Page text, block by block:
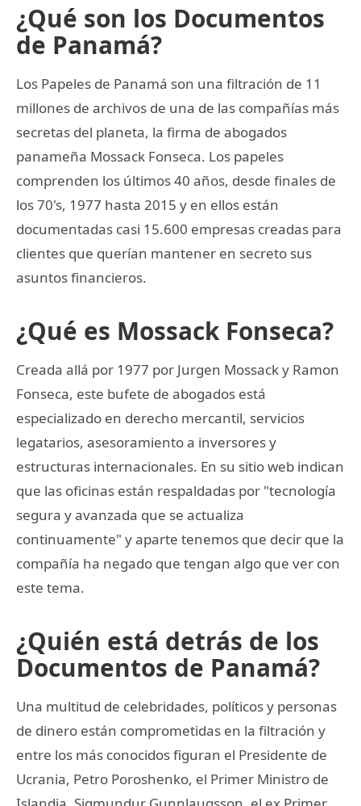
¿Qué son los Documentos
de Panamá?
Los Papeles de Panamá son una filtración de 11
millones de archivos de una de las compañías más
secretas del planeta, la firma de abogados
panameña Mossack Fonseca. Los papeles
comprenden los últimos 40 años, desde finales de
los 70's, 1977 hasta 2015 y en ellos están
documentadas casi 15.600 empresas creadas para
clientes que querían mantener en secreto sus
asuntos financieros.
¿Qué es Mossack Fonseca?
Creada allá por 1977 por Jurgen Mossack y Ramon
Fonseca, este bufete de abogados está
especializado en derecho mercantil, servicios
legatarios, asesoramiento a inversores y
estructuras internacionales. En su sitio web indican
que las oficinas están respaldadas por "tecnología
segura y avanzada que se actualiza
continuamente" y aparte tenemos que decir que la
compañía ha negado que tengan algo que ver con
este tema.
¿Quién está detrás de los
Documentos de Panamá?
Una multitud de celebridades, políticos y personas
de dinero están comprometidas en la filtración y
entre los más conocidos figuran el Presidente de
Ucrania, Petro Poroshenko, el Primer Ministro de